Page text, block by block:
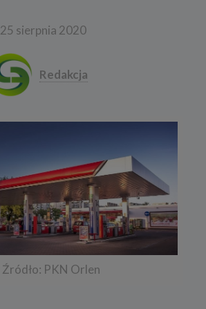
25 sierpnia 2020
Redakcja
Źródło: PKN Orlen